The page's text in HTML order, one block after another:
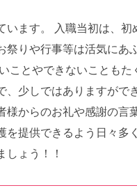
います。 入職当初は、
祭りや行事等は活気にあ
とやできないこともた
、少しではありますがで
様からのお礼や感謝の
を提供できるよう日々多
しょう！！